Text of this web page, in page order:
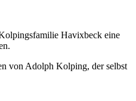
Havixbeck eine
von Adolph Kolping, der selbst